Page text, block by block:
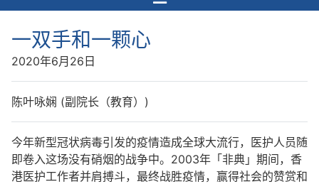
一双手和一颗心
2020年6月26日
陈叶咏娴 (副院长（教育）)
今年新型冠状病毒引发的疫情造成全球大流行，医护人员随
即卷入这场没有硝烟的战争中。2003年「非典」期间，香
港医护工作者并肩搏斗，最终战胜疫情，赢得社会的赞赏和